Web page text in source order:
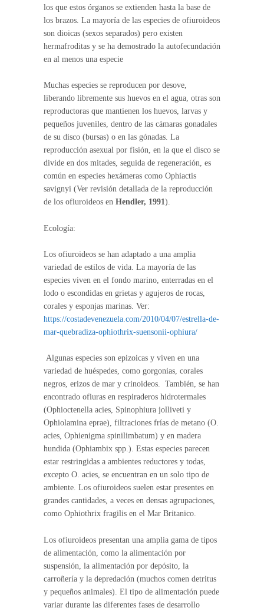
los que estos órganos se extienden hasta la base de
los brazos. La mayoría de las especies de ofiuroideos
son dioicas (sexos separados) pero existen
hermafroditas y se ha demostrado la autofecundación
en al menos una especie
Muchas especies se reproducen por desove,
liberando libremente sus huevos en el agua, otras son
reproductoras que mantienen los huevos, larvas y
pequeños juveniles, dentro de las cámaras gonadales
de su disco (bursas) o en las gónadas. La
reproducción asexual por fisión, en la que el disco se
divide en dos mitades, seguida de regeneración, es
común en especies hexámeras como Ophiactis
savignyi (Ver revisión detallada de la reproducción
de los ofiuroideos en Hendler, 1991).
Ecología:
Los ofiuroideos se han adaptado a una amplia
variedad de estilos de vida. La mayoría de las
especies viven en el fondo marino, enterradas en el
lodo o escondidas en grietas y agujeros de rocas,
corales y esponjas marinas. Ver:
https://costadevenezuela.com/2010/04/07/estrella-de-
mar-quebradiza-ophiothrix-suensonii-ophiura/
Algunas especies son epizoicas y viven en una
variedad de huéspedes, como gorgonias, corales
negros, erizos de mar y crinoideos. También, se han
encontrado ofiuras en respiraderos hidrotermales
(Ophioctenella acies, Spinophiura jolliveti y
Ophiolamina eprae), filtraciones frías de metano (O.
acies, Ophienigma spinilimbatum) y en madera
hundida (Ophiambix spp.). Estas especies parecen
estar restringidas a ambientes reductores y todas,
excepto O. acies, se encuentran en un solo tipo de
ambiente. Los ofiuroideos suelen estar presentes en
grandes cantidades, a veces en densas agrupaciones,
como Ophiothrix fragilis en el Mar Britanico.
Los ofiuroideos presentan una amplia gama de tipos
de alimentación, como la alimentación por
suspensión, la alimentación por depósito, la
carroñería y la depredación (muchos comen detritus
y pequeños animales). El tipo de alimentación puede
variar durante las diferentes fases de desarrollo